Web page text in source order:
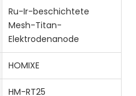
Ru-Ir-beschichtete
Mesh-Titan-
Elektrodenanode
HOMIXE
HM-RT25